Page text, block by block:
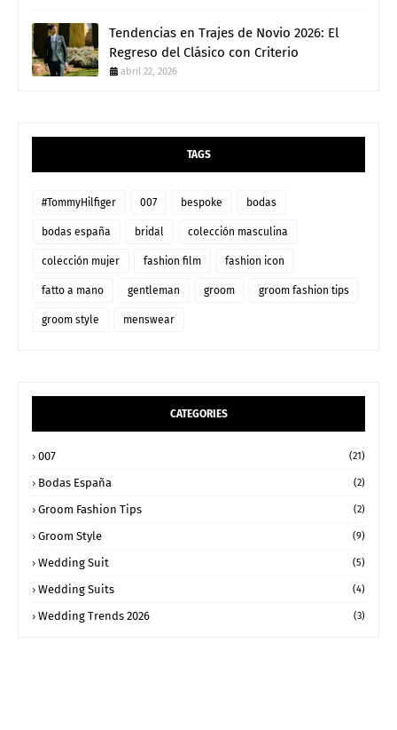
Tendencias en Trajes de Novio 2026: El
Regreso del Clásico con Criterio
abril 22, 2026
TAGS
#TommyHilfiger 007 bespoke bodas
bodas españa bridal colección masculina
colección mujer fashion film fashion icon
fatto a mano gentleman groom groom fashion tips
groom style menswear
CATEGORIES
007 (21)
Bodas España (2)
Groom Fashion Tips (2)
Groom Style (9)
Wedding Suit (5)
Wedding Suits (4)
Wedding Trends 2026 (3)